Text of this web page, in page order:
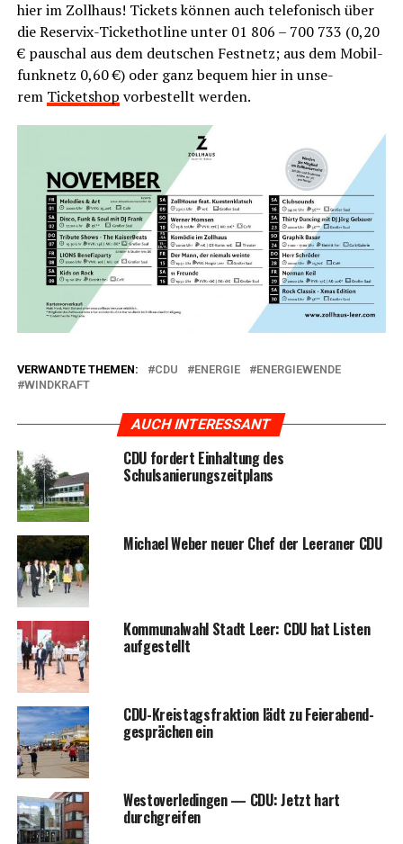
hier im Zoll­haus! Tickets kön­nen auch tele­fo­nisch über
die Reser­vix-Ticket­hot­line unter 01 806 – 700 733 (0,20
€ pau­schal aus dem deut­schen Fest­netz; aus dem Mobil­
funk­netz 0,60 €) oder ganz bequem hier in unse­
rem Ticket­shop vor­be­stellt werden.
VERWANDTE THEMEN: CDU ENERGIE
ENERGIEWENDE
WINDKRAFT
AUCH INTERESSANT
CDU for­dert Ein­hal­tung des
Schulsanierungszeitplans
Micha­el Weber neu­er Chef der Leera­ner CDU
Kom­mu­nal­wahl Stadt Leer: CDU hat Lis­ten
aufgestellt
CDU-Kreis­tags­frak­ti­on lädt zu Fei­er­abend­
ge­sprä­chen ein
Wes­t­ov­er­le­din­gen — CDU: Jetzt hart
durchgreifen